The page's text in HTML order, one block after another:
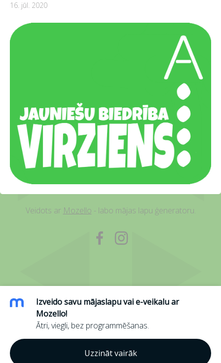
16. jūl. 2020
Veidots ar Mozello - labo mājas lapu ģeneratoru.
Izveido savu mājaslapu vai e-veikalu ar
Mozello!
Ātri, viegli, bez programmēšanas.
Uzzināt vairāk